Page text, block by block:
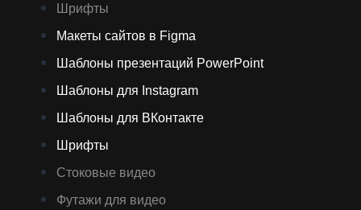
Шрифты
Макеты сайтов в Figma
Шаблоны презентаций PowerPoint
Шаблоны для Instagram
Шаблоны для ВКонтакте
Шрифты
Стоковые видео
Футажи для видео